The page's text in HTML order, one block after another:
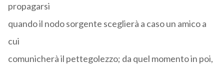
propagarsi
quando il nodo sorgente sceglierà a caso un amico a
cui
comunicherà il pettegolezzo; da quel momento in poi,